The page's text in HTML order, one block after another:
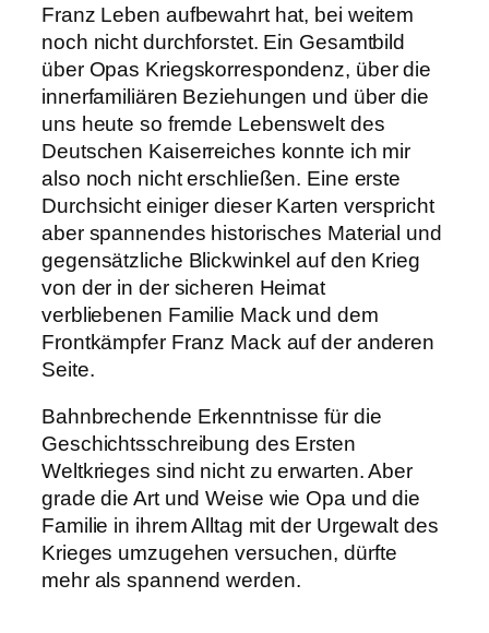
Franz Leben aufbewahrt hat, bei weitem
noch nicht durchforstet. Ein Gesamtbild
über Opas Kriegskorrespondenz, über die
innerfamiliären Beziehungen und über die
uns heute so fremde Lebenswelt des
Deutschen Kaiserreiches konnte ich mir
also noch nicht erschließen. Eine erste
Durchsicht einiger dieser Karten verspricht
aber spannendes historisches Material und
gegensätzliche Blickwinkel auf den Krieg
von der in der sicheren Heimat
verbliebenen Familie Mack und dem
Frontkämpfer Franz Mack auf der anderen
Seite.
Bahnbrechende Erkenntnisse für die
Geschichtsschreibung des Ersten
Weltkrieges sind nicht zu erwarten. Aber
grade die Art und Weise wie Opa und die
Familie in ihrem Alltag mit der Urgewalt des
Krieges umzugehen versuchen, dürfte
mehr als spannend werden.